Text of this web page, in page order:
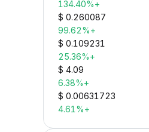
+134.40%
$ 0.260087
+99.62%
$ 0.109231
+25.36%
$ 4.09
+6.38%
$ 0.00631723
+4.61%